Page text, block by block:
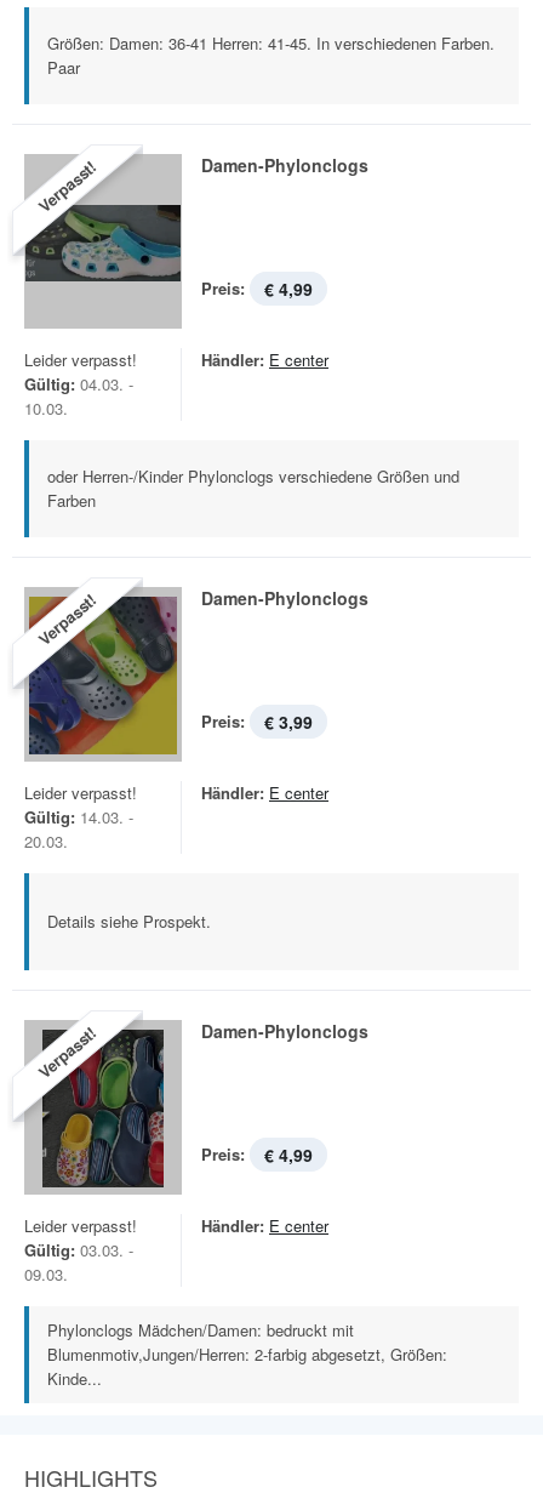
Größen: Damen: 36-41 Herren: 41-45. In verschiedenen Farben.
Paar
Verpasst! Damen-Phylonclogs
Preis: € 4,99
Leider verpasst!
Gültig: 04.03. -
10.03.
Händler: E center
oder Herren-/Kinder Phylonclogs verschiedene Größen und
Farben
Verpasst! Damen-Phylonclogs
Preis: € 3,99
Leider verpasst!
Gültig: 14.03. -
20.03.
Händler: E center
Details siehe Prospekt.
Verpasst! Damen-Phylonclogs
Preis: € 4,99
Leider verpasst!
Gültig: 03.03. -
09.03.
Händler: E center
Phylonclogs Mädchen/Damen: bedruckt mit
Blumenmotiv,Jungen/Herren: 2-farbig abgesetzt, Größen:
Kinde...
HIGHLIGHTS